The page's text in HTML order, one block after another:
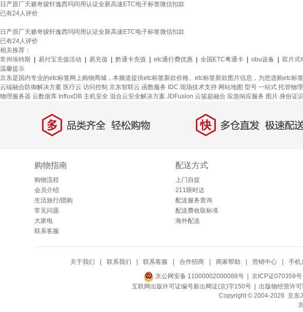
日产原厂天籁奇骏轩逸西玛同用认证全新高速ETC电子标签微信扣款
已有24人评价
日产原厂天籁奇骏轩逸西玛同用认证全新高速ETC电子标签微信扣款
已有24人评价
相关推荐：
常州埃特斯
易付宝充值活动 易充值 黔通卡充值 etc通行费优惠 全国ETC粤通卡 obu设备 双片式
温馨提示
京东是国内专业的etc标签网上购物商城，本频道提供etc标签新款价格、etc标签新款图片信息，为您选购etc标
云端融合防御解决方案 医疗云 访问控制 京东智联云 函数服务 IDC 现场技术支持 网站地图 型号 一站式 托管物
物理服务器 云数据库 InfluxDB 主机安全 混合云安全解决方案 JDFusion 云簇超融合 应急响应服务 图片 身份证
多 品类齐全，轻松购物 快 多仓直发，极速配送
购物指南
购物流程
会员介绍
生活旅行/团购
常见问题
大家电
联系客服
配送方式
上门自提
211限时达
配送服务查询
配送费收取标准
海外配送
关于我们 联系我们 联系客服 合作招商 商家帮助 营销中心 手机
京公网安备 11000002000088号 | 京ICP证070359
互联网出版许可证编号新出网证(京)字150号 | 出版物经营许可
Copyright © 2004-2026 京东